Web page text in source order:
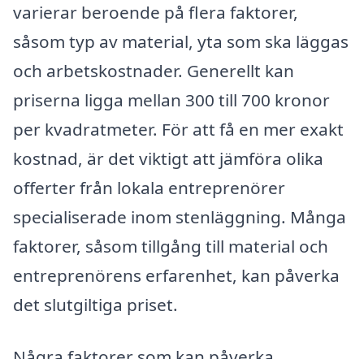
varierar beroende på flera faktorer,
såsom typ av material, yta som ska läggas
och arbetskostnader. Generellt kan
priserna ligga mellan 300 till 700 kronor
per kvadratmeter. För att få en mer exakt
kostnad, är det viktigt att jämföra olika
offerter från lokala entreprenörer
specialiserade inom stenläggning. Många
faktorer, såsom tillgång till material och
entreprenörens erfarenhet, kan påverka
det slutgiltiga priset.